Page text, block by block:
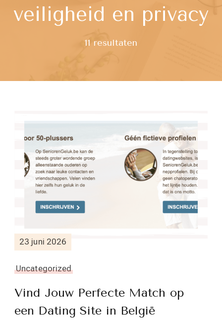
veiligheid en privacy
11 resultaten
23 juni 2026
Uncategorized
Vind Jouw Perfecte Match op
een Dating Site in België